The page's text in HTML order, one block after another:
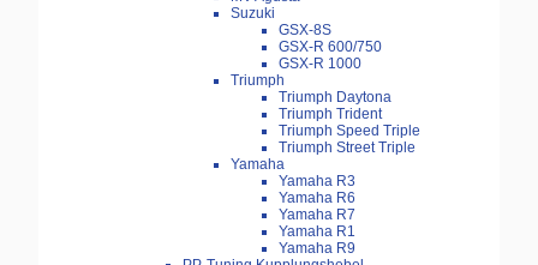
Suzuki
GSX-8S
GSX-R 600/750
GSX-R 1000
Triumph
Triumph Daytona
Triumph Trident
Triumph Speed Triple
Triumph Street Triple
Yamaha
Yamaha R3
Yamaha R6
Yamaha R7
Yamaha R1
Yamaha R9